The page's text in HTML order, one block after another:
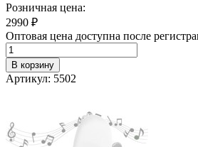
Розничная цена:
2990 ₽
Оптовая цена доступна после
В корзину
Артикул: 5502